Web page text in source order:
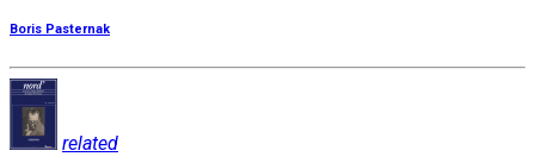
Boris Pasternak
related